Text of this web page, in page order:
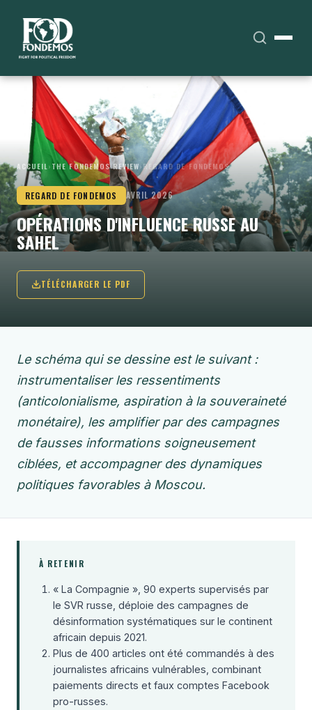
ACCUEIL› THE FONDEMOS REVIEW›REGARD DE FONDEMOS
REGARD DE FONDEMOS AVRIL 2026
OPÉRATIONS D'INFLUENCE RUSSE AU
SAHEL
TÉLÉCHARGER LE PDF
Le schéma qui se dessine est le suivant :
instrumentaliser les ressentiments
(anticolonialisme, aspiration à la souveraineté
monétaire), les amplifier par des campagnes
de fausses informations soigneusement
ciblées, et accompagner des dynamiques
politiques favorables à Moscou.
À RETENIR
« La Compagnie », 90 experts supervisés par
le SVR russe, déploie des campagnes de
désinformation systématiques sur le continent
africain depuis 2021.
Plus de 400 articles ont été commandés à des
journalistes africains vulnérables, combinant
paiements directs et faux comptes Facebook
pro-russes.